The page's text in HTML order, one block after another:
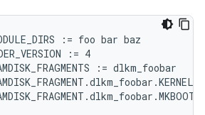
:= foo bar baz
:= 4
:= dlkm_foobar